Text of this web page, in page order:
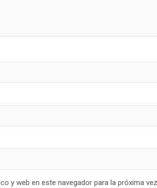
y web en este navegador para la próxima